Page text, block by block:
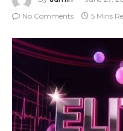
No Comments
5 Mins